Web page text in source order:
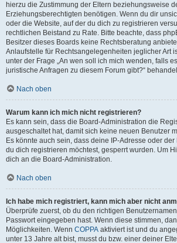
hierzu die Zustimmung der Eltern beziehungsweise
Erziehungsberechtigten benötigen. Wenn du dir
oder die Website, auf der du dich zu registrieren
rechtlichen Beistand zu Rate. Bitte beachte, dass
Besitzer dieses Boards keine Rechtsberatung
Anlaufstelle für Rechtsangelegenheiten jeglicher Art
unter der Frage „An wen soll ich mich wenden, falls
juristische Anfragen zu diesem Forum gibt?“
Nach oben
Warum kann ich mich nicht registrieren?
Es kann sein, dass die Board-Administration die
ausgeschaltet hat, damit sich keine neuen Benutzer
Es könnte auch sein, dass deine IP-Adresse oder
du dich registrieren möchtest, gesperrt wurden. Um
dich an die Board-Administration.
Nach oben
Ich habe mich registriert, kann mich aber nicht
Überprüfe zuerst, ob du den richtigen
Passwort eingegeben hast. Wenn diese stimmen,
Möglichkeiten. Wenn COPPA aktiviert ist und du
unter 13 Jahre alt bist, musst du bzw. einer deiner